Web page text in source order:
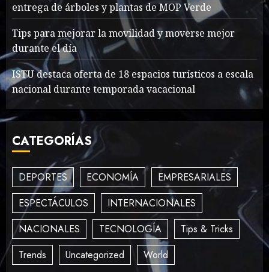
3
What’s Scarier Than the
Sex Talk? Its About Weight
MAYO 14, 2024 862
4
Winning Blog Headlines
5
How Many of These Italian
Foods Have You Tried?
MAYO 14, 2024
entrega de árboles y plantas de MOP Verde
Tips para mejorar la movilidad y moverse mejor
durante el día
ISTU destaca oferta de 18 espacios turísticos a escala
nacional durante temporada vacacional
CATEGORÍAS
DEPORTES ECONOMÍA
EMPRESARIALES
ESPECTÁCULOS
INTERNACIONALES
NACIONALES
TECNOLOGÍA
Tips & Tricks
Trends
Uncategorized World